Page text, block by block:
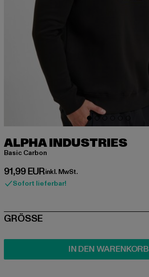
ALPHA INDUSTRIES
Basic Carbon
91,99 EUR
Derzeitiger Preis: 91,99 EUR
inkl. MwSt.
Sofort lieferbar!
SIZE
GRÖSSE
IN DEN WARENKORB